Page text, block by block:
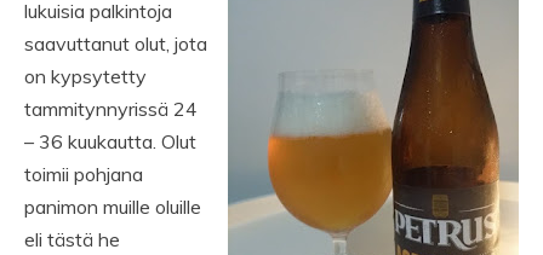
lukuisia palkintoja
saavuttanut olut, jota
on kypsytetty
tammitynnyrissä 24
– 36 kuukautta. Olut
toimii pohjana
panimon muille oluille
eli tästä he